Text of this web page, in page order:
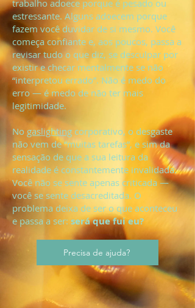
trabalho adoece porque é pesado ou
estressante. Alguns adoecem porque
fazem você duvidar de si mesmo. Você
começa confiante e, aos poucos, passa a
revisar tudo o que diz, se desculpar por
existir e checar mentalmente se não
“interpretou errado”. Não é medo do
erro — é medo de não ter mais
legitimidade.
No gaslighting corporativo, o desgaste
não vem de “muitas tarefas”, e sim da
sensação de que a sua leitura da
realidade é constantemente invalidada.
Você não se sente apenas criticada —
você se sente desacreditada. O
problema deixa de ser o que aconteceu
e passa a ser: será que fui eu?
Precisa de ajuda?